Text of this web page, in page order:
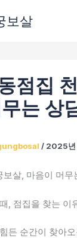
보살
점집
는 상
/ 2025년
보살, 마음이 머무
, 점집을 찾는 이
든 순간이 찾아